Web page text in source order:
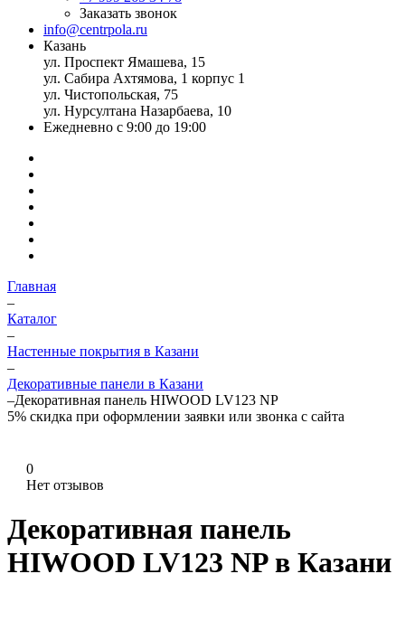
Заказать звонок
info@centrpola.ru
Казань
ул. Проспект Ямашева, 15
ул. Сабира Ахтямова, 1 корпус 1
ул. Чистопольская, 75
ул. Нурсултана Назарбаева, 10
Ежедневно с 9:00 до 19:00
Главная
–
Каталог
–
Настенные покрытия в Казани
–
Декоративные панели в Казани
–Декоративная панель HIWOOD LV123 NP
5% скидка при оформлении заявки или звонка с сайта
0
Нет отзывов
Декоративная панель
HIWOOD LV123 NP в Казани